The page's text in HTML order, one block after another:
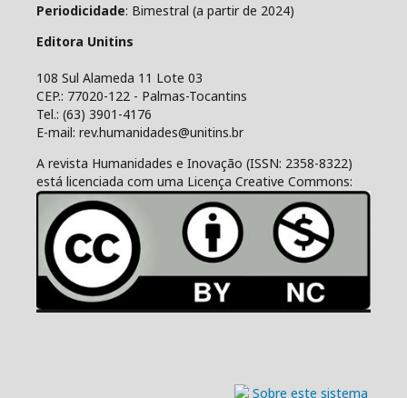
Periodicidade: Bimestral (a partir de 2024)
Editora Unitins
108 Sul Alameda 11 Lote 03
CEP.: 77020-122 - Palmas-Tocantins
Tel.: (63) 3901-4176
E-mail: rev.humanidades@unitins.br
A revista Humanidades e Inovação (ISSN: 2358-8322)
está licenciada com uma Licença Creative Commons: